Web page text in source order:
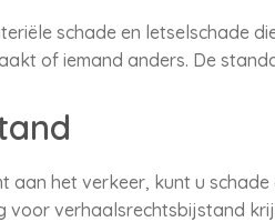
schade en letselschade
of iemand anders. De
aan het verkeer, kunt u
verhaalsrechtsbijstand